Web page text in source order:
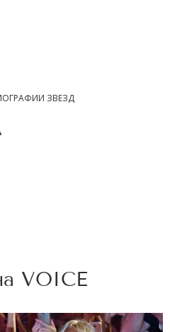
ЗВЕЗД
VOICE